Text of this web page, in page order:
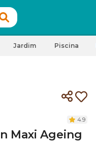
Jardim Piscina
4.9
Maxi Ageing